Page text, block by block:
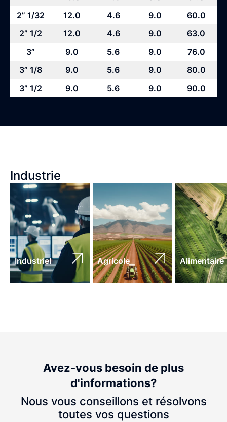
2” 1/32
12.0 4.6 9.0
60.0
2” 1/2
12.0 4.6 9.0
63.0
3”
9.0 5.6 9.0
76.0
3” 1/8
9.0 5.6 9.0
80.0
3” 1/2
9.0 5.6 9.0 90.0
Industrie
Industriel Agricole Alimentaire
Avez-vous besoin de plus
d'informations?
Nous vous conseillons et résolvons
toutes vos questions